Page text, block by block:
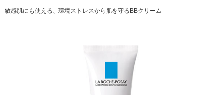
敏感肌にも使える、環境ストレスから肌を守るBBクリーム